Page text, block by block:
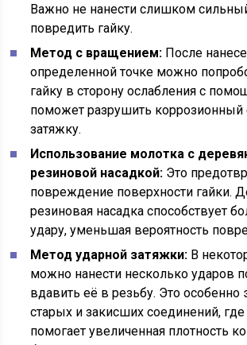
Важно не нанести слишком
повредить гайку.
Метод с вращением: После
определенной точке можно
гайку в сторону ослабления с
поможет разрушить коррозионный
затяжку.
Использование молотка с
резиновой насадкой: Это
повреждение поверхности гайки.
резиновая насадка способствует
удару, уменьшая вероятность
Метод ударной затяжки: В
можно нанести несколько ударов
вдавить её в резьбу. Это
старых и закисших соединений,
помогает увеличенная плотность